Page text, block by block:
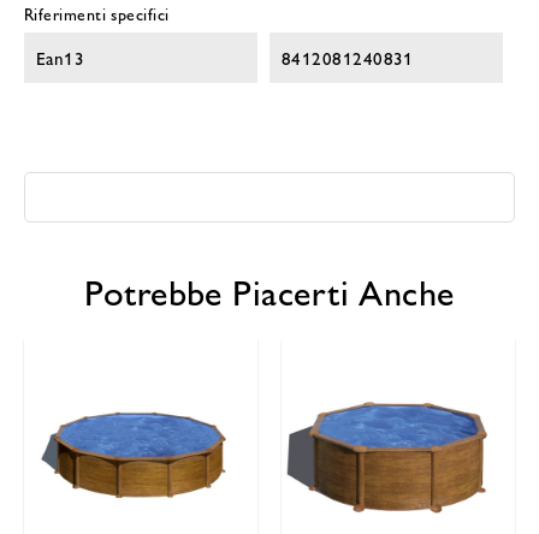
Riferimenti specifici
Ean13 8412081240831
Potrebbe Piacerti Anche